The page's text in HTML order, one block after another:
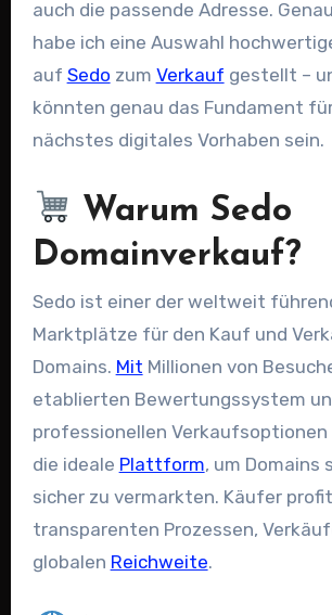
auch die passende Adresse.
habe ich eine Auswahl
auf Sedo zum Verkauf gestellt –
könnten genau das Fundament
nächstes digitales Vorhaben sein.
Warum Sedo
Domainverkauf?
Sedo ist einer der weltweit
Marktplätze für den Kauf und
Domains. Mit Millionen von
etablierten Bewertungssystem
professionellen
die ideale Plattform, um Domains
sicher zu vermarkten. Käufer
transparenten Prozessen,
globalen Reichweite.